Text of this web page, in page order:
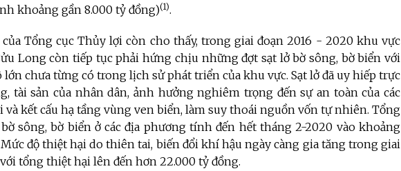
khoảng gần 8.000 tỷ đồng)(1).
của Tổng cục Thủy lợi còn cho thấy, trong giai đoạn 2016 - 2020 khu vực
Long còn tiếp tục phải hứng chịu những đợt sạt lở bờ sông, bờ biển với
lớn chưa từng có trong lịch sử phát triển của khu vực. Sạt lở đã uy hiếp trực
tài sản của nhân dân, ảnh hưởng nghiêm trọng đến sự an toàn của các
kết cấu hạ tầng vùng ven biển, làm suy thoái nguồn vốn tự nhiên. Tổng
sông, bờ biển ở các địa phương tính đến hết tháng 2-2020 vào khoảng
Mức độ thiệt hại do thiên tai, biến đổi khí hậu ngày càng gia tăng trong giai
tổng thiệt hại lên đến hơn 22.000 tỷ đồng.